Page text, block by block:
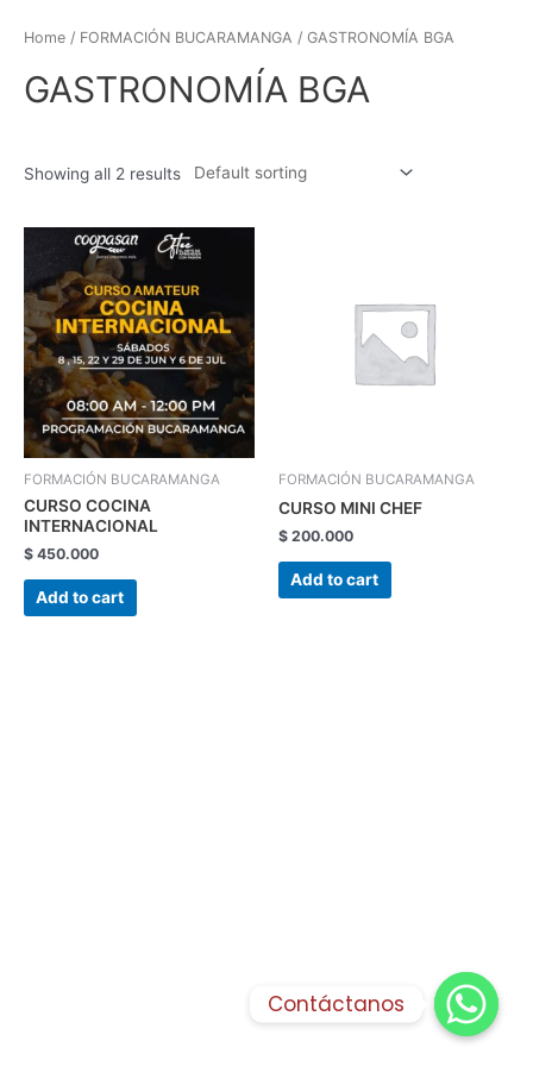
Home / FORMACIÓN BUCARAMANGA / GASTRONOMÍA BGA
GASTRONOMÍA BGA
Showing all 2 results
FORMACIÓN BUCARAMANGA
CURSO COCINA
INTERNACIONAL
$ 450.000
Add to cart
FORMACIÓN BUCARAMANGA
CURSO MINI CHEF
$ 200.000
Add to cart
Contáctanos